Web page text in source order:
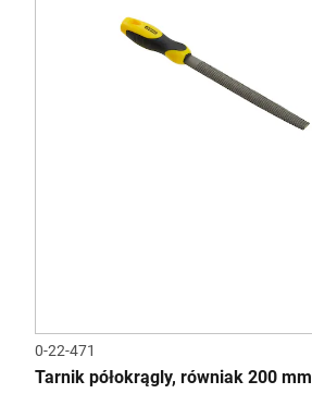
0-22-471
Tarnik półokrągly, równiak 200 mm